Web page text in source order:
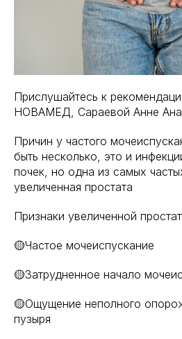
Прислушайтесь к
НОВАМЕД, Сараевой Анне
Причин у частого
быть несколько, это и
почек, но одна из самых
увеличенная простата
Признаки увеличенной
🟡Частое мочеиспускание
🟡Затрудненное начало
🟡Ощущение неполного
пузыря